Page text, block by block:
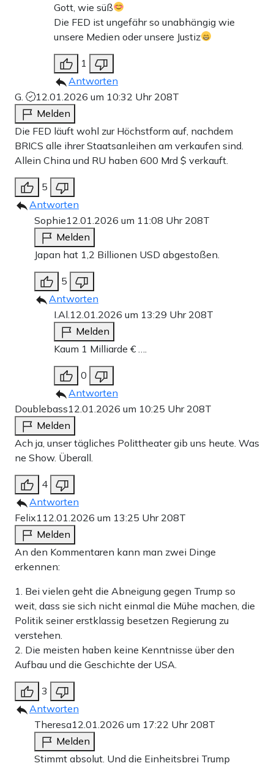
Gott, wie süß
Die FED ist ungefähr so unabhängig wie
unsere Medien oder unsere Justiz
1
Antworten
G.
12.01.2026 um 10:32 Uhr 208T
Melden
Die FED läuft wohl zur Höchstform auf, nachdem
BRICS alle ihrer Staatsanleihen am verkaufen sind.
Allein China und RU haben 600 Mrd $ verkauft.
5
Antworten
Sophie12.01.2026 um 11:08 Uhr 208T
Melden
Japan hat 1,2 Billionen USD abgestoßen.
5
Antworten
I.Al. 12.01.2026 um 13:29 Uhr 208T
Melden
Kaum 1 Milliarde € ….
0
Antworten
Doublebass12.01.2026 um 10:25 Uhr 208T
Melden
Ach ja, unser tägliches Polittheater gib uns heute. Was
ne Show. Überall.
4
Antworten
Felix1 12.01.2026 um 13:25 Uhr 208T
Melden
An den Kommentaren kann man zwei Dinge
erkennen:
1. Bei vielen geht die Abneigung gegen Trump so
weit, dass sie sich nicht einmal die Mühe machen, die
Politik seiner erstklassig besetzen Regierung zu
verstehen.
2. Die meisten haben keine Kenntnisse über den
Aufbau und die Geschichte der USA.
3
Antworten
Theresa12.01.2026 um 17:22 Uhr 208T
Melden
Stimmt absolut. Und die Einheitsbrei Trump